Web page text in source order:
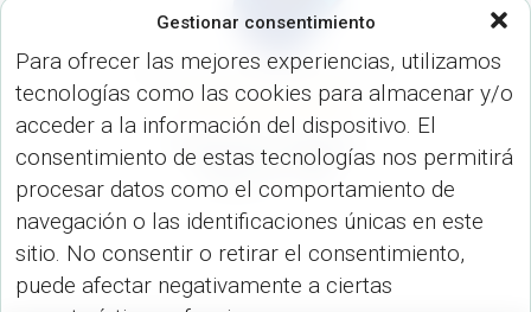
Gestionar consentimiento
Para ofrecer las mejores experiencias, utilizamos
tecnologías como las cookies para almacenar y/o
acceder a la información del dispositivo. El
consentimiento de estas tecnologías nos permitirá
procesar datos como el comportamiento de
navegación o las identificaciones únicas en este
sitio. No consentir o retirar el consentimiento,
puede afectar negativamente a ciertas
RESALTADORES (OFICINA)
Resaltador Mágico